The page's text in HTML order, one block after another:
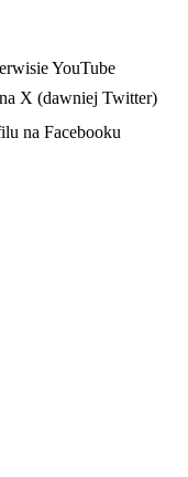
YouTube
X (dawniej Twitter)
na Facebooku